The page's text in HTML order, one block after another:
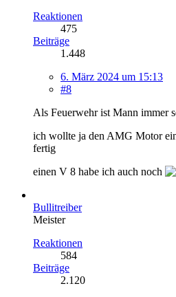
Reaktionen
475
Beiträge
1.448
6. März 2024 um 15:13
#8
Als Feuerwehr ist Mann immer
ich wollte ja den AMG Motor
fertig
einen V 8 habe ich auch noch
Bullitreiber
Meister
Reaktionen
584
Beiträge
2.120